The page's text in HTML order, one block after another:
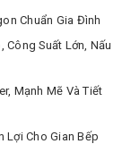
Chuẩn Gia Đình
Công Suất Lớn, Nấu
Mạnh Mẽ Và Tiết
Lợi Cho Gian Bếp